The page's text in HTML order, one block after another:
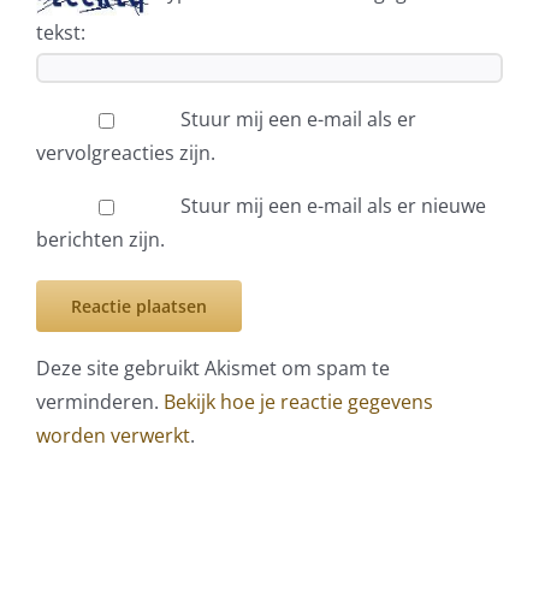
tekst:
Stuur mij een e-mail als er
vervolgreacties zijn.
Stuur mij een e-mail als er nieuwe
berichten zijn.
Deze site gebruikt Akismet om spam te
verminderen. Bekijk hoe je reactie gegevens
worden verwerkt.